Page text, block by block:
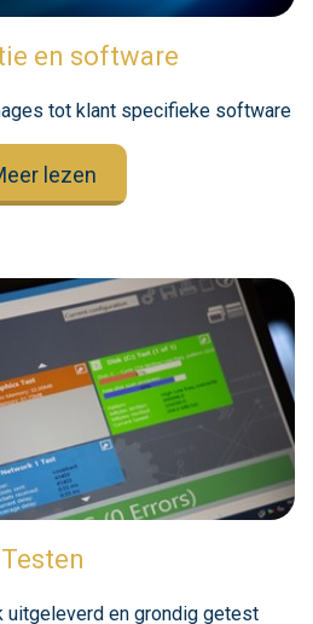
en software
tot klant specifieke software
lezen
Testen
uitgeleverd en grondig getest